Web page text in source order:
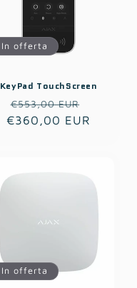
In offerta
KeyPad TouchScreen
Prezzo
di
€553,00 EUR
€360,00 EUR
In offerta